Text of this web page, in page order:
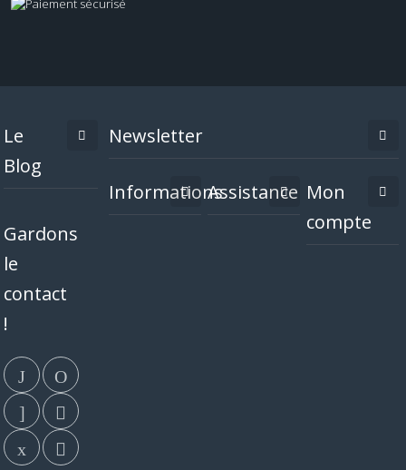
Le
Blog
Gardons
le
contact
!
Newsletter
InformationsAssistance Mon
compte